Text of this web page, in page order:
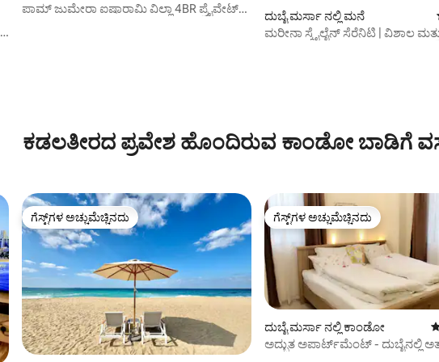
ಪಾಮ್ ಜುಮೇರಾ ಐಷಾರಾಮಿ ವಿಲ್ಲಾ 4BR ಪ್ರೈವೇಟ್
ದುಬೈ ಮರ್ಸಾ ನಲ್ಲಿ ಮನೆ
ಮರೀನಾ ಸ್ಕೈಲೈನ್ ಸೆರೆನಿಟಿ | ವಿಶಾಲ
ಕಡಲತೀರದ ಪ್ರವೇಶ ಹೊಂದಿರುವ ಕಾಂಡೋ ಬಾಡಿಗೆ
ಗೆಸ್ಟ್‌ಗಳ ಅಚ್ಚುಮೆಚ್ಚಿನದು
ಗೆಸ್ಟ್‌ಗಳ ಅಚ್ಚುಮೆಚ್ಚಿನದು ಗೆಸ್ಟ್‌ಗಳ ಅಚ್ಚುಮೆಚ್ಚಿನದು
ಗೆಸ್ಟ್‌ಗಳ ಅಚ್ಚುಮೆಚ್ಚಿನದು
ದುಬೈ ಮರ್ಸಾ ನಲ್ಲಿ ಕಾಂಡೋ
ಅದ್ಭುತ ಅಪಾರ್ಟ್‌ಮೆಂಟ್ - ದುಬೈನಲ್ಲಿ